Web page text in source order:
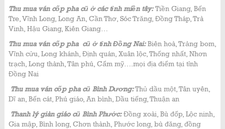
Thu mua ván cốp pha cũ ở các tỉnh miền tây:Tiền Giang, Bến
Tre, Vĩnh Long, Long An, Cần Thơ, Sóc Trăng, Đồng Tháp, Trà
Vinh, Hậu Giang, Kiên Giang…
Thu mua ván cốp pha cũ ở tỉnh Đồng Nai: Biên hoà, Trảng bom,
Vĩnh cửu, Long khánh, Định quán, Xuân lộc, Thống nhất, Nhơn
trạch, Long thành, Tân phú, Cẩm mỹ….mọi địa điểm tại tỉnh
Đồng Nai
Thu mua ván cốp pha cũ Bình Dương:Thủ dầu một, Tân uyên,
Dĩ an, Bến cát, Phú giáo, An bình, Dầu tiếng, Thuận an
Thanh lý giàn giáo cũ Bình Phước:Đồng xoài, Bù đốp, Lộc ninh,
Gia mập, Bình long, Chơn thành, Phước long, bù đăng, đồng